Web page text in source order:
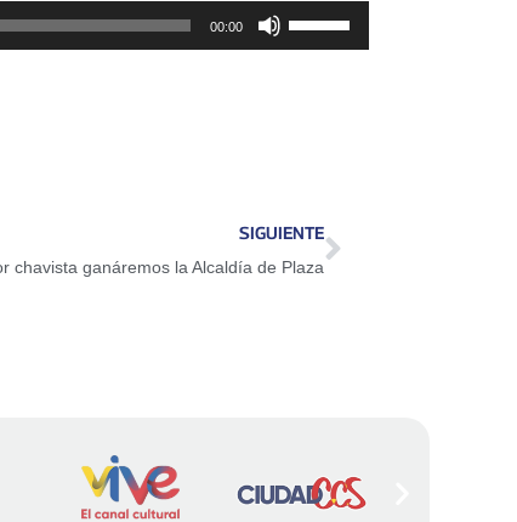
00:00
Utiliza
las
para
aumentar
SIGUIENTE
chavista ganáremos la Alcaldía de Plaza